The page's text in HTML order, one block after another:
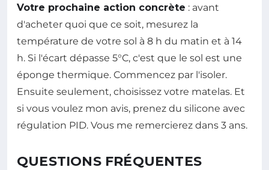
Votre prochaine action concrète : avant
d'acheter quoi que ce soit, mesurez la
température de votre sol à 8 h du matin et à 14
h. Si l'écart dépasse 5°C, c'est que le sol est une
éponge thermique. Commencez par l'isoler.
Ensuite seulement, choisissez votre matelas. Et
si vous voulez mon avis, prenez du silicone avec
régulation PID. Vous me remercierez dans 3 ans.
QUESTIONS FRÉQUENTES